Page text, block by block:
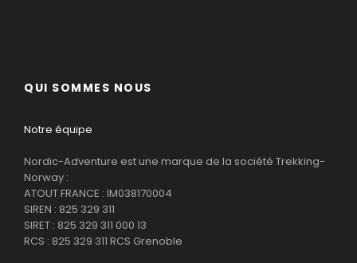
QUI SOMMES NOUS
Notre équipe
Nordic-Adventure est une marque de la société Trekking-
Norway :
ATOUT FRANCE : IM038170004
SIREN : 825 329 311
SIRET : 825 329 311 000 13
RCS : 825 329 311 RCS Grenoble